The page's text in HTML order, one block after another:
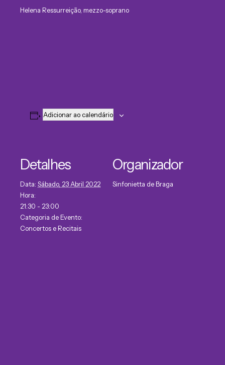
Helena Ressurreição, mezzo-soprano
Adicionar ao calendário
Detalhes
Data: Sábado, 23 Abril 2022
Hora:
21:30 - 23:00
Categoria de Evento:
Concertos e Recitais
Organizador
Sinfonietta de Braga